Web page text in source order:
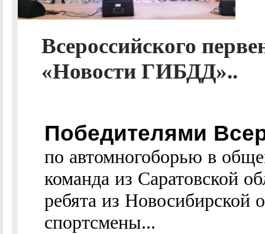
Всероссийского
«Новости ГИБДД»..
Победителями
по автомногоборью в
команда из Саратовской
ребята из Новосибирской
спортсмены...